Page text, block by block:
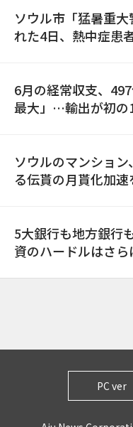
ソウル市「猛暑重
れた4日、熱中症患
6月の経常収支、
最大」…輸出が初の
ソウルのマンショ
る伝貰の月貰化加速
5大銀行も地方銀行
資のハードルはさら
PC ver